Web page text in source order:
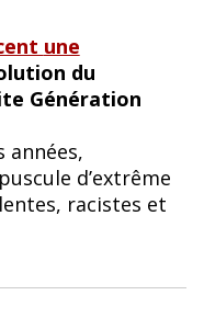
une
du
Génération
années,
d’extrême
racistes et